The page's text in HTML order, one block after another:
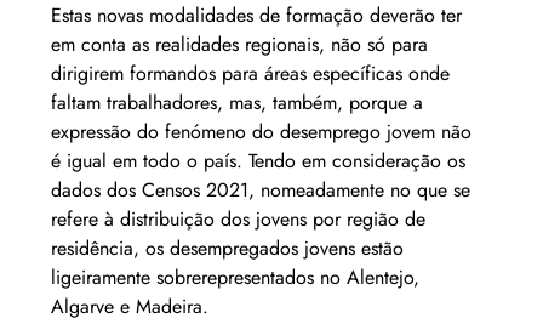
Estas novas modalidades de formação deverão ter
em conta as realidades regionais, não só para
dirigirem formandos para áreas específicas onde
faltam trabalhadores, mas, também, porque a
expressão do fenómeno do desemprego jovem não
é igual em todo o país. Tendo em consideração os
dados dos Censos 2021, nomeadamente no que se
refere à distribuição dos jovens por região de
residência, os desempregados jovens estão
ligeiramente sobrerepresentados no Alentejo,
Algarve e Madeira.